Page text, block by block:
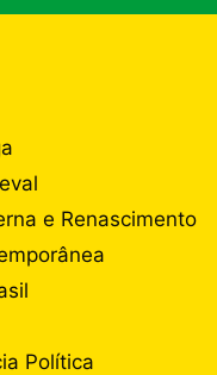
e Renascimento
Política